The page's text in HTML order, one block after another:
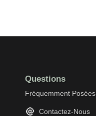
Questions
Fréquemment Posées
Contactez-Nous